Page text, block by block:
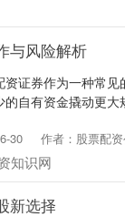
与风险解析
证券作为一种常见
自有资金撬动更
30 作者：股票配资
知识网
新选择